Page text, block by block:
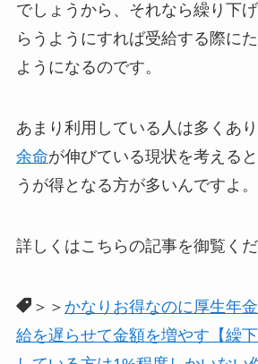
でしょうから、それなら繰り下
らうようにすれば受給する際に
ようになるのです。
あまり利用している人は多くあり
余命が伸びている現状を考える
うが得となる方が多いんですよ。
詳しくはこちらの記事を御覧くだ
＞＞ かなりお得なのに厚生年
給を遅らせて金額を増やす【繰